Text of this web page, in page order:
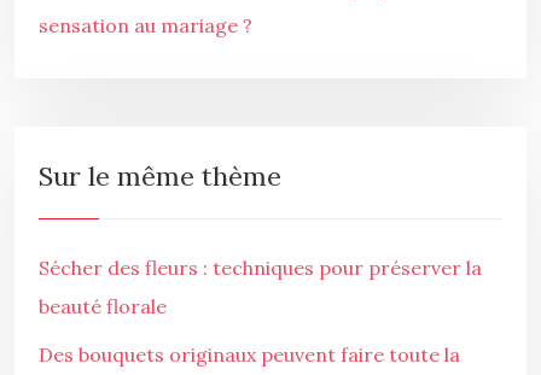
sensation au mariage ?
Sur le même thème
Sécher des fleurs : techniques pour préserver la
beauté florale
Des bouquets originaux peuvent faire toute la